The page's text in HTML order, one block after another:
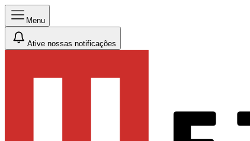
Menu
Ative nossas notificações